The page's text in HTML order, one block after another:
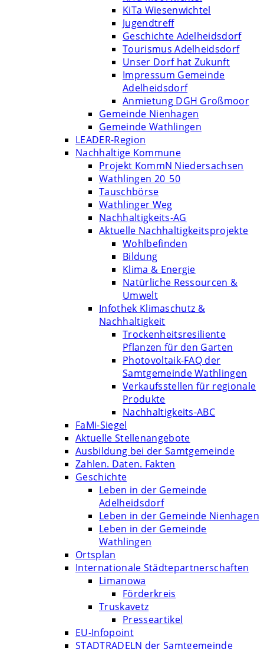
KiTa Wiesenwichtel
Jugendtreff
Geschichte Adelheidsdorf
Tourismus Adelheidsdorf
Unser Dorf hat Zukunft
Impressum Gemeinde
Adelheidsdorf
Anmietung DGH Großmoor
Gemeinde Nienhagen
Gemeinde Wathlingen
LEADER-Region
Nachhaltige Kommune
Projekt KommN Niedersachsen
Wathlingen 20_50
Tauschbörse
Wathlinger Weg
Nachhaltigkeits-AG
Aktuelle Nachhaltigkeitsprojekte
Wohlbefinden
Bildung
Klima & Energie
Natürliche Ressourcen &
Umwelt
Infothek Klimaschutz &
Nachhaltigkeit
Trockenheitsresiliente
Pflanzen für den Garten
Photovoltaik-FAQ der
Samtgemeinde Wathlingen
Verkaufsstellen für regionale
Produkte
Nachhaltigkeits-ABC
FaMi-Siegel
Aktuelle Stellenangebote
Ausbildung bei der Samtgemeinde
Zahlen. Daten. Fakten
Geschichte
Leben in der Gemeinde
Adelheidsdorf
Leben in der Gemeinde Nienhagen
Leben in der Gemeinde
Wathlingen
Ortsplan
Internationale Städtepartnerschaften
Limanowa
Förderkreis
Truskavetz
Presseartikel
EU-Infopoint
STADTRADELN der Samtgemeinde